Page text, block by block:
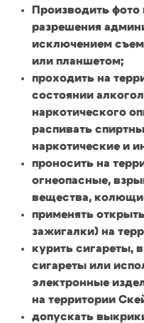
Производить
разрешения
исключением
или планшетом;
проходить на
состоянии
наркотического
распивать
наркотические и
проносить на
огнеопасные,
вещества,
применять
зажигалки) на
курить сигареты,
сигареты или
электронные
на территории
допускать